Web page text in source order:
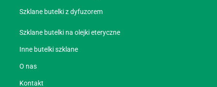
Szklane butelki z dyfuzorem
Szklane butelki na olejki eteryczne
Inne butelki szklane
O nas
Kontakt